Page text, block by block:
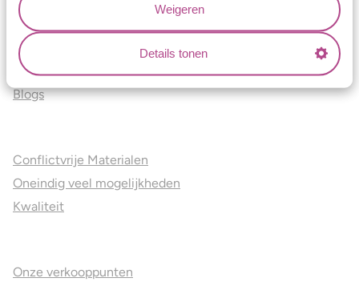
Weigeren
Details tonen
Aller Spanninga
Historie
Certificaten
Blogs
Conflictvrije Materialen
Oneindig veel mogelijkheden
Kwaliteit
Onze verkooppunten